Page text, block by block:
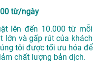
từ/ngày
lên đến 10.000 từ mỗi
lớn và gấp rút của khách
tôi được tối ưu hóa để
chất lượng bản dịch.